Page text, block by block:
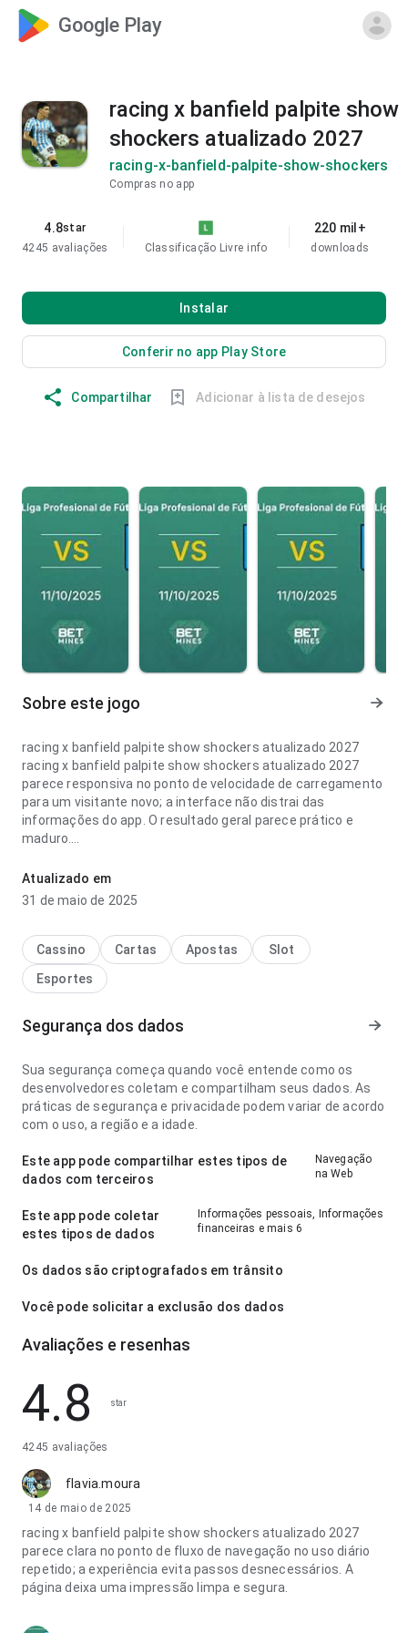
Google Play
racing x banfield palpite show
shockers atualizado 2027
racing-x-banfield-palpite-show-shockers
Compras no app
4.8star
4245 avaliações
Classificação Livre info
220 mil+
downloads
Instalar
Conferir no app Play Store
Compartilhar Adicionar à lista de desejos
Sobre este jogo
racing x banfield palpite show shockers atualizado 2027
racing x banfield palpite show shockers atualizado 2027
parece responsiva no ponto de velocidade de carregamento
para um visitante novo; a interface não distrai das
informações do app. O resultado geral parece prático e
maduro.
racing x banfield palpite show shockers atualizado 2027
parece bem planejada no ponto de fluxo de navegação ao
Atualizado em
31 de maio de 2025
Cassino Cartas Apostas
Slot
Esportes
Segurança dos dados
Sua segurança começa quando você entende como os
desenvolvedores coletam e compartilham seus dados. As
práticas de segurança e privacidade podem variar de acordo
com o uso, a região e a idade.
Este app pode compartilhar estes tipos de
dados com terceiros
Navegação
na Web
Este app pode coletar
estes tipos de dados
Informações pessoais, Informações
financeiras e mais 6
Os dados são criptografados em trânsito
Você pode solicitar a exclusão dos dados
Avaliações e resenhas
4.8 star
4245 avaliações
flavia.moura
14 de maio de 2025
racing x banfield palpite show shockers atualizado 2027
parece clara no ponto de fluxo de navegação no uso diário
repetido; a experiência evita passos desnecessários. A
página deixa uma impressão limpa e segura.